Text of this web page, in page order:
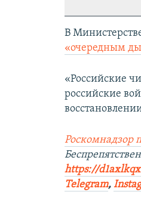
В
«очередным
«Российские
российские
Роскомнадзор
https://
Telegram,